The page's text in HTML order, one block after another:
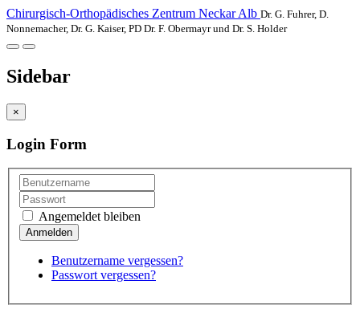
Chirurgisch-Orthopädisches Zentrum Neckar Alb Dr. G. Fuhrer, D.
Nonnemacher, Dr. G. Kaiser, PD Dr. F. Obermayr und Dr. S. Holder
Sidebar
×
Login Form
Angemeldet bleiben
Benutzername vergessen?
Passwort vergessen?